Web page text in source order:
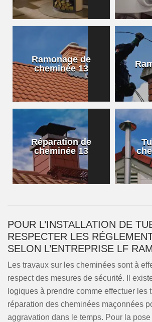
Ramonage de
cheminée 13
Réparation de
cheminée 13
POUR L’INSTALLATION DE
RESPECTER LES
SELON L’ENTREPRISE LF
Les travaux sur les cheminées sont à
respect des mesures de sécurité. Il
logiques à prendre comme effectuer les
réparation des cheminées maçonnées
aggravation dans le temps. Pour la